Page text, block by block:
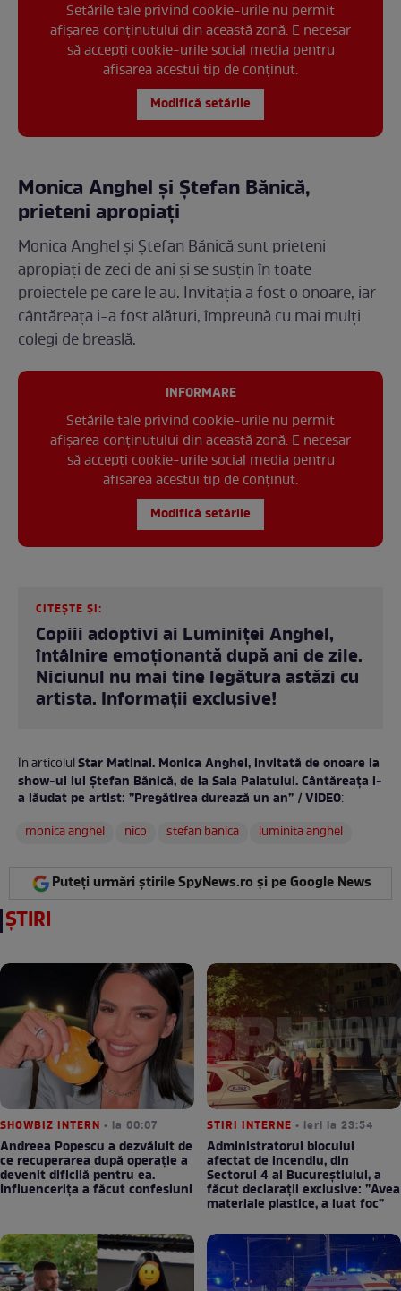
Setările tale privind cookie-urile nu permit
afișarea conținutului din această zonă. E necesar
să accepți cookie-urile social media pentru
afisarea acestui tip de conținut.
Modifică setările
Monica Anghel și Ștefan Bănică,
prieteni apropiați
Monica Anghel și Ștefan Bănică sunt prieteni
apropiați de zeci de ani și se susțin în toate
proiectele pe care le au. Invitația a fost o onoare, iar
cântăreața i-a fost alături, împreună cu mai mulți
colegi de breaslă.
INFORMARE
Setările tale privind cookie-urile nu permit
afișarea conținutului din această zonă. E necesar
să accepți cookie-urile social media pentru
afisarea acestui tip de conținut.
Modifică setările
CITEȘTE ȘI:
Copiii adoptivi ai Luminiței Anghel,
întâlnire emoționantă după ani de zile.
Niciunul nu mai tine legătura astăzi cu
artista. Informații exclusive!
În articolulStar Matinal. Monica Anghel, invitată de onoare la
show-ul lui Ștefan Bănică, de la Sala Palatului. Cântăreața l-
a lăudat pe artist: ”Pregătirea durează un an” / VIDEO:
monica anghel
nico stefan banica luminita anghel
Puteți urmări știrile SpyNews.ro și pe Google News
ȘTIRI
SHOWBIZ INTERN • la 00:07
Andreea Popescu a dezvăluit de
ce recuperarea după operație a
devenit dificilă pentru ea.
Influencerița a făcut confesiuni
STIRI INTERNE • ieri la 23:54
Administratorul blocului
afectat de incendiu, din
Sectorul 4 al Bucureștiului, a
făcut declarații exclusive: ”Avea
materiale plastice, a luat foc”